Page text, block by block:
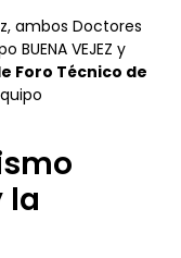
ambos Doctores
VEJEZ y
Foro Técnico de
la